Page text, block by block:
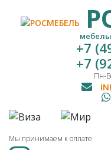
+7
+7
Пн-
Мы принимаем к оплате